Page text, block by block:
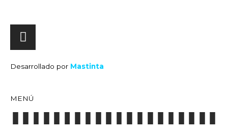
Desarrollado por Mastinta
MENÚ